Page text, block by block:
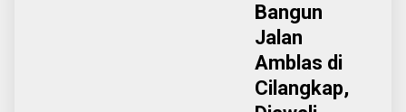
Bangun
Jalan
Amblas di
Cilangkap,